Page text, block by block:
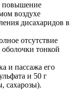
повышение
воздухе
дисахаридов в
отсутствие
оболочки тонкой
и пассажа его
и 50 г
сахарозы).